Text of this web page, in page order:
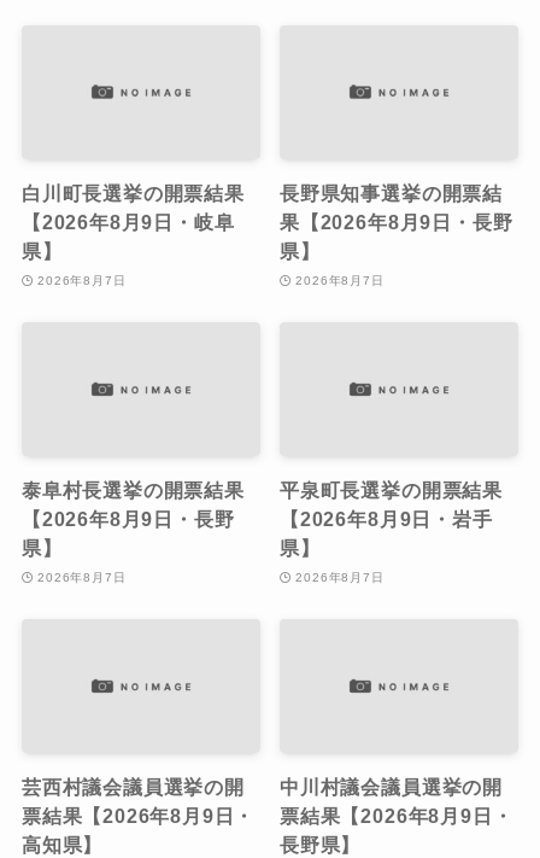
白川町長選挙の開票結果
【2026年8月9日・岐阜
県】
2026年8月7日
長野県知事選挙の開票結
果【2026年8月9日・長野
県】
2026年8月7日
泰阜村長選挙の開票結果
【2026年8月9日・長野
県】
2026年8月7日
平泉町長選挙の開票結果
【2026年8月9日・岩手
県】
2026年8月7日
芸西村議会議員選挙の開
票結果【2026年8月9日・
高知県】
中川村議会議員選挙の開
票結果【2026年8月9日・
長野県】